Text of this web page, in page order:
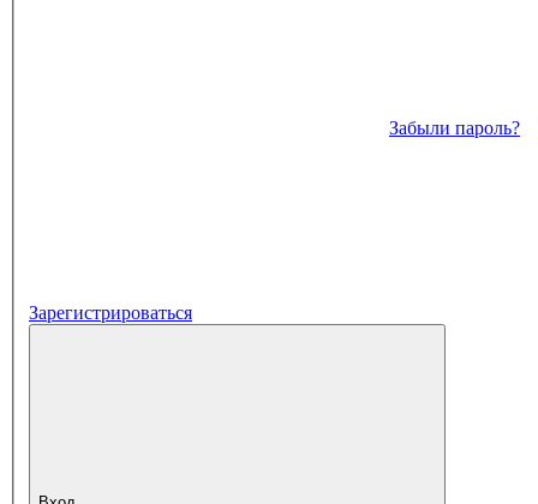
Забыли пароль?
Зарегистрироваться